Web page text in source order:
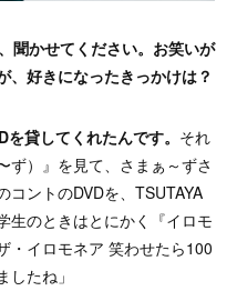
聞かせてください。お笑いが
、好きになったきっかけは？
貸してくれたんです。 それ
ず）』を見て、さまぁ～ずさ
コントのDVDを、TSUTAYA
生のときはとにかく『イロモ
・イロモネア 笑わせたら100
たね」